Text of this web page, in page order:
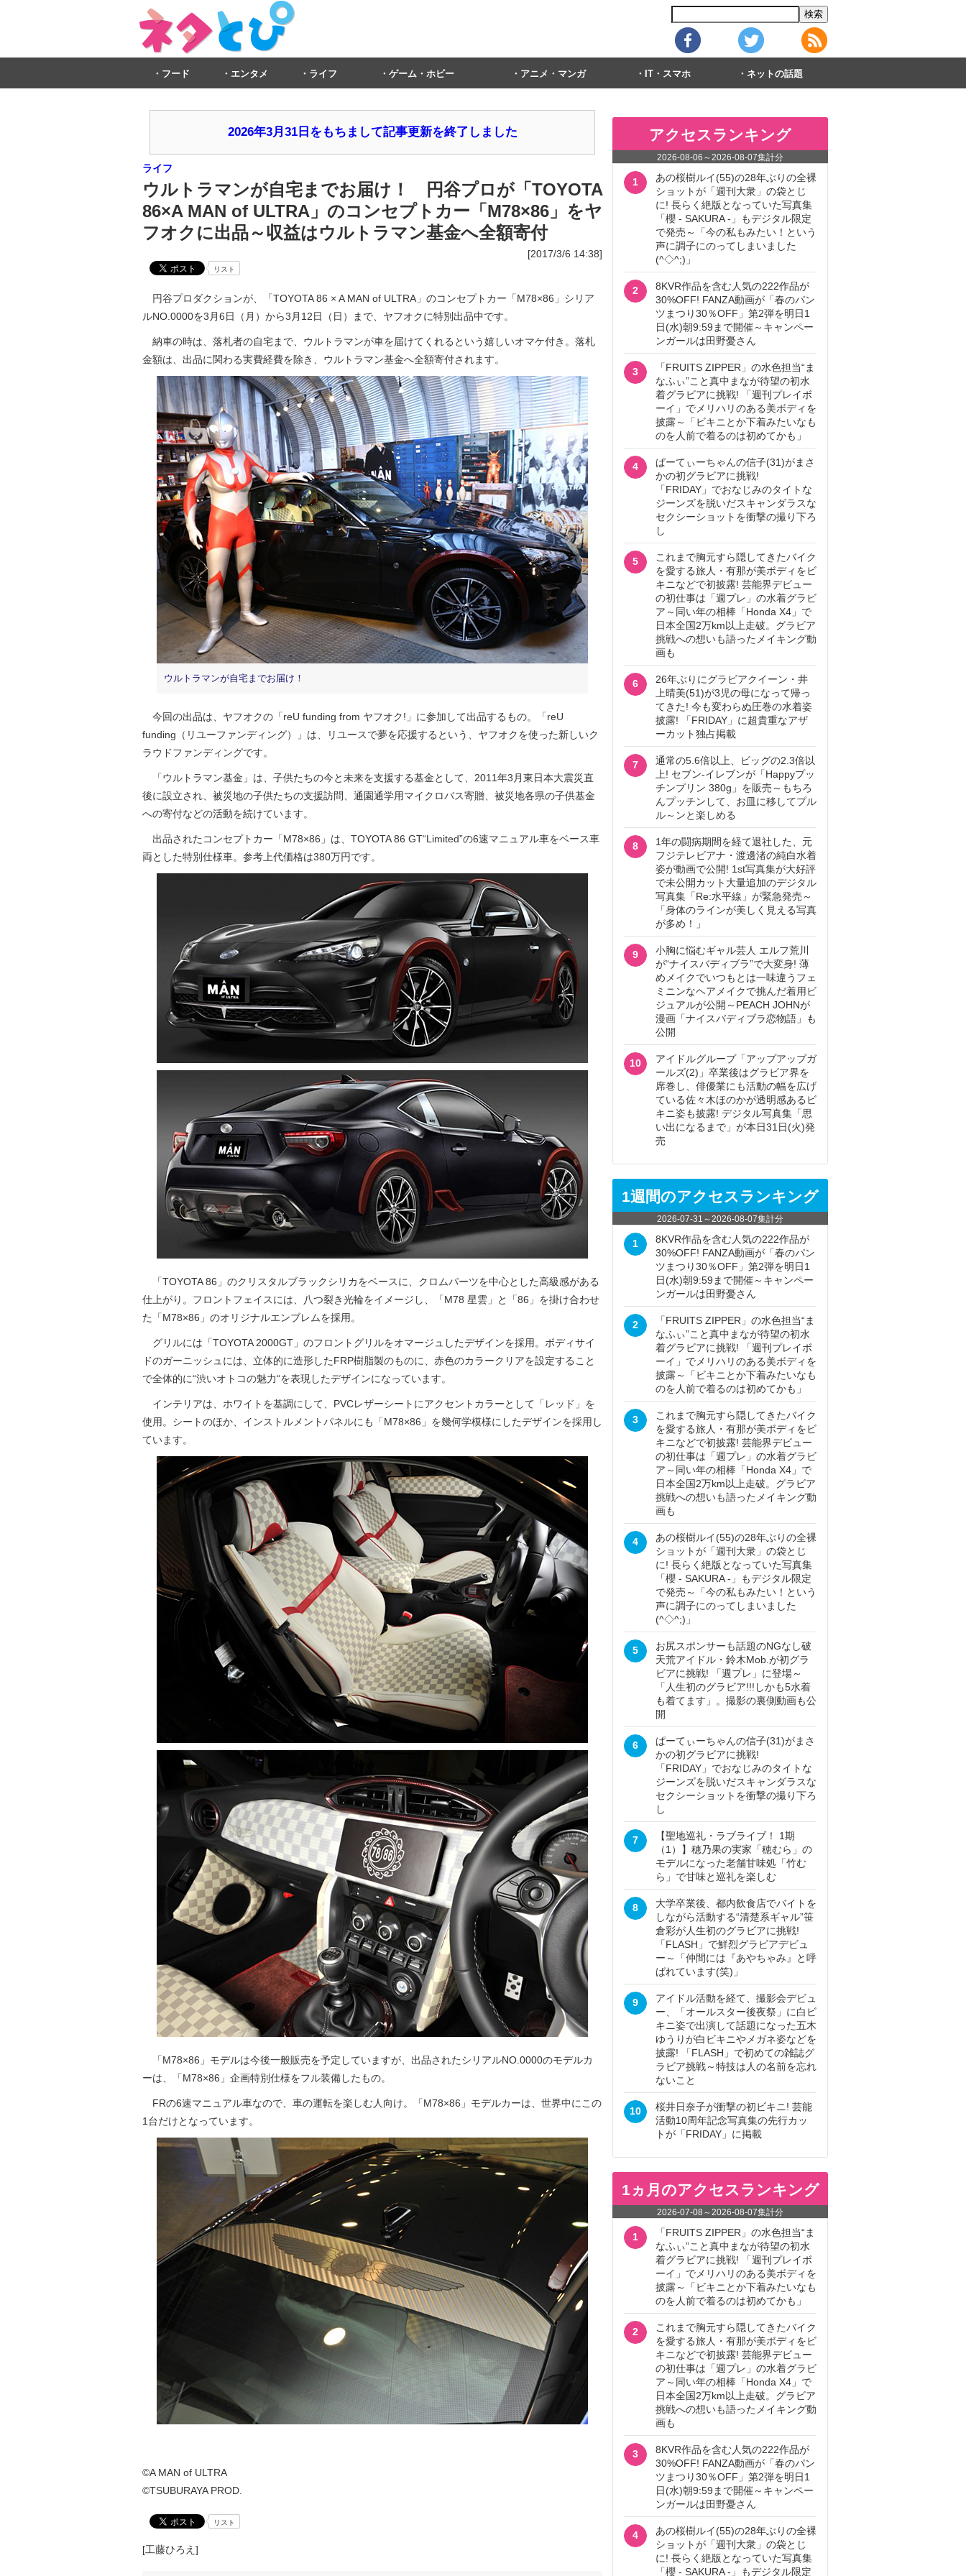
フード エンタメ ライフ ゲーム・ホビー アニメ・マンガ IT・スマホ ネットの話題
2026年3月31日をもちまして記事更新を終了しました
ライフ
ウルトラマンが自宅までお届け！ 円谷プロが「TOYOTA
86×A MAN of ULTRA」のコンセプトカー「M78×86」をヤ
フオクに出品～収益はウルトラマン基金へ全額寄付
[2017/3/6 14:38]
リスト
円谷プロダクションが、「TOYOTA 86 × A MAN of ULTRA」のコンセプトカー「M78×86」シリア
ルNO.0000を3月6日（月）から3月12日（日）まで、ヤフオクに特別出品中です。
納車の時は、落札者の自宅まで、ウルトラマンが車を届けてくれるという嬉しいオマケ付き。落札
金額は、出品に関わる実費経費を除き、ウルトラマン基金へ全額寄付されます。
ウルトラマンが自宅までお届け！
今回の出品は、ヤフオクの「reU funding from ヤフオク!」に参加して出品するもの。「reU
funding（リユーファンディング）」は、リユースで夢を応援するという、ヤフオクを使った新しいク
ラウドファンディングです。
「ウルトラマン基金」は、子供たちの今と未来を支援する基金として、2011年3月東日本大震災直
後に設立され、被災地の子供たちの支援訪問、通園通学用マイクロバス寄贈、被災地各県の子供基金
への寄付などの活動を続けています。
出品されたコンセプトカー「M78×86」は、TOYOTA 86 GT“Limited”の6速マニュアル車をベース車
両とした特別仕様車。参考上代価格は380万円です。
「TOYOTA 86」のクリスタルブラックシリカをベースに、クロムパーツを中心とした高級感がある
仕上がり。フロントフェイスには、八つ裂き光輪をイメージし、「M78 星雲」と「86」を掛け合わせ
た「M78×86」のオリジナルエンブレムを採用。
グリルには「TOYOTA 2000GT」のフロントグリルをオマージュしたデザインを採用。ボディサイ
ドのガーニッシュには、立体的に造形したFRP樹脂製のものに、赤色のカラークリアを設定すること
で全体的に“渋いオトコの魅力“を表現したデザインになっています。
インテリアは、ホワイトを基調にして、PVCレザーシートにアクセントカラーとして「レッド」を
使用。シートのほか、インストルメントパネルにも「M78×86」を幾何学模様にしたデザインを採用し
ています。
「M78×86」モデルは今後一般販売を予定していますが、出品されたシリアルNO.0000のモデルカ
ーは、「M78×86」企画特別仕様をフル装備したもの。
FRの6速マニュアル車なので、車の運転を楽しむ人向け。「M78×86」モデルカーは、世界中にこの
1台だけとなっています。
©A MAN of ULTRA
©TSUBURAYA PROD.
リスト
[工藤ひろえ]
アクセスランキング
2026-08-06 ～2026-08-07集計分
1
あの桜樹ルイ(55)の28年ぶりの全裸
ショットが「週刊大衆」の袋とじ
に! 長らく絶版となっていた写真集
「櫻 - SAKURA -」もデジタル限定
で発売～「今の私もみたい！という
声に調子にのってしまいました
(^◇^;)」
2
8KVR作品を含む人気の222作品が
30%OFF! FANZA動画が「春のパン
ツまつり30％OFF」第2弾を明日1
日(水)朝9:59まで開催～キャンペー
ンガールは田野憂さん
3
「FRUITS ZIPPER」の水色担当“ま
なふぃ”こと真中まなが待望の初水
着グラビアに挑戦! 「週刊プレイボ
ーイ」でメリハリのある美ボディを
披露～「ビキニとか下着みたいなも
のを人前で着るのは初めてかも」
4
ぱーてぃーちゃんの信子(31)がまさ
かの初グラビアに挑戦!
「FRIDAY」でおなじみのタイトな
ジーンズを脱いだスキャンダラスな
セクシーショットを衝撃の撮り下ろ
し
5
これまで胸元すら隠してきたバイク
を愛する旅人・有那が美ボディをビ
キニなどで初披露! 芸能界デビュー
の初仕事は「週プレ」の水着グラビ
ア～同い年の相棒「Honda X4」で
日本全国2万km以上走破。グラビア
挑戦への想いも語ったメイキング動
画も
6
26年ぶりにグラビアクイーン・井
上晴美(51)が3児の母になって帰っ
てきた! 今も変わらぬ圧巻の水着姿
披露! 「FRIDAY」に超貴重なアザ
ーカット独占掲載
7
通常の5.6倍以上、ビッグの2.3倍以
上! セブン‐イレブンが「Happyプッ
チンプリン 380g」を販売～もちろ
んプッチンして、お皿に移してプル
ル～ンと楽しめる
8
1年の闘病期間を経て退社した、元
フジテレビアナ・渡邊渚の純白水着
姿が動画で公開! 1st写真集が大好評
で未公開カット大量追加のデジタル
写真集「Re:水平線」が緊急発売～
「身体のラインが美しく見える写真
が多め！」
9
小胸に悩むギャル芸人 エルフ荒川
が“ナイスバディブラ”で大変身! 薄
めメイクでいつもとは一味違うフェ
ミニンなヘアメイクで挑んだ着用ビ
ジュアルが公開～PEACH JOHNが
漫画「ナイスバディブラ恋物語」も
公開
10
アイドルグループ「アップアップガ
ールズ(2)」卒業後はグラビア界を
席巻し、俳優業にも活動の幅を広げ
ている佐々木ほのかが透明感あるビ
キニ姿も披露! デジタル写真集「思
い出になるまで」が本日31日(火)発
売
1週間のアクセスランキング
2026-07-31 ～2026-08-07集計分
1
8KVR作品を含む人気の222作品が
30%OFF! FANZA動画が「春のパン
ツまつり30％OFF」第2弾を明日1
日(水)朝9:59まで開催～キャンペー
ンガールは田野憂さん
2
「FRUITS ZIPPER」の水色担当“ま
なふぃ”こと真中まなが待望の初水
着グラビアに挑戦! 「週刊プレイボ
ーイ」でメリハリのある美ボディを
披露～「ビキニとか下着みたいなも
のを人前で着るのは初めてかも」
3
これまで胸元すら隠してきたバイク
を愛する旅人・有那が美ボディをビ
キニなどで初披露! 芸能界デビュー
の初仕事は「週プレ」の水着グラビ
ア～同い年の相棒「Honda X4」で
日本全国2万km以上走破。グラビア
挑戦への想いも語ったメイキング動
画も
4
あの桜樹ルイ(55)の28年ぶりの全裸
ショットが「週刊大衆」の袋とじ
に! 長らく絶版となっていた写真集
「櫻 - SAKURA -」もデジタル限定
で発売～「今の私もみたい！という
声に調子にのってしまいました
(^◇^;)」
5
お尻スポンサーも話題のNGなし破
天荒アイドル・鈴木Mob.が初グラ
ビアに挑戦! 「週プレ」に登場～
「人生初のグラビア!!!しかも5水着
も着てます」。撮影の裏側動画も公
開
6
ぱーてぃーちゃんの信子(31)がまさ
かの初グラビアに挑戦!
「FRIDAY」でおなじみのタイトな
ジーンズを脱いだスキャンダラスな
セクシーショットを衝撃の撮り下ろ
し
7
【聖地巡礼・ラブライブ！ 1期
（1）】穂乃果の実家「穂むら」の
モデルになった老舗甘味処「竹む
ら」で甘味と巡礼を楽しむ
8
大学卒業後、都内飲食店でバイトを
しながら活動する“清楚系ギャル”笹
倉彩が人生初のグラビアに挑戦!
「FLASH」で鮮烈グラビアデビュ
ー～「仲間には『あやちゃみ』と呼
ばれています(笑)」
9
アイドル活動を経て、撮影会デビュ
ー、「オールスター後夜祭」に白ビ
キニ姿で出演して話題になった五木
ゆうりが白ビキニやメガネ姿などを
披露! 「FLASH」で初めての雑誌グ
ラビア挑戦～特技は人の名前を忘れ
ないこと
10
桜井日奈子が衝撃の初ビキニ! 芸能
活動10周年記念写真集の先行カッ
トが「FRIDAY」に掲載
1ヵ月のアクセスランキング
2026-07-08 ～2026-08-07集計分
1
「FRUITS ZIPPER」の水色担当“ま
なふぃ”こと真中まなが待望の初水
着グラビアに挑戦! 「週刊プレイボ
ーイ」でメリハリのある美ボディを
披露～「ビキニとか下着みたいなも
のを人前で着るのは初めてかも」
2
これまで胸元すら隠してきたバイク
を愛する旅人・有那が美ボディをビ
キニなどで初披露! 芸能界デビュー
の初仕事は「週プレ」の水着グラビ
ア～同い年の相棒「Honda X4」で
日本全国2万km以上走破。グラビア
挑戦への想いも語ったメイキング動
画も
3
8KVR作品を含む人気の222作品が
30%OFF! FANZA動画が「春のパン
ツまつり30％OFF」第2弾を明日1
日(水)朝9:59まで開催～キャンペー
ンガールは田野憂さん
4
あの桜樹ルイ(55)の28年ぶりの全裸
ショットが「週刊大衆」の袋とじ
に! 長らく絶版となっていた写真集
「櫻 - SAKURA -」もデジタル限定